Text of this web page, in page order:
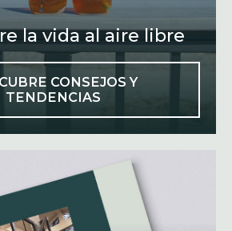
la vida al aire libre
CONSEJOS Y
TENDENCIAS